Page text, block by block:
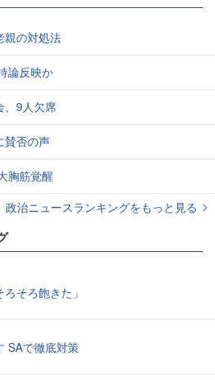
の対処法
論反映か
、9人欠席
賛否の声
胸筋覚醒
政治ニュースランキングをもっと見る
そろ飽きた」
SAで徹底対策